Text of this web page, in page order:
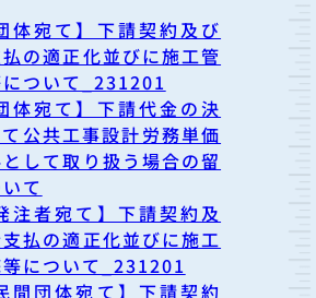
体宛て】下請契約及び
の適正化並びに施工管
ついて_231201
体宛て】下請代金の決
公共工事設計労務単価
して取り扱う場合の留
て
注者宛て】下請契約及
払の適正化並びに施工
について_231201
間団体宛て】下請契約